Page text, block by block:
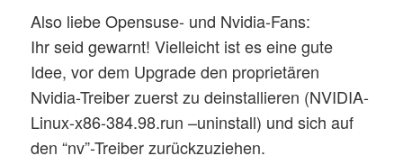
Also liebe Opensuse- und Nvidia-Fans:
Ihr seid gewarnt! Vielleicht ist es eine gute
Idee, vor dem Upgrade den proprietären
Nvidia-Treiber zuerst zu deinstallieren (NVIDIA-
Linux-x86-384.98.run –uninstall) und sich auf
den “nv”-Treiber zurückzuziehen.